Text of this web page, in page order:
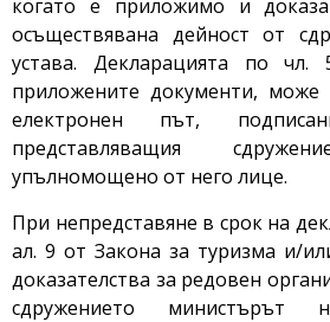
когато е приложимо и
осъществявана дейност от
устава. Декларацията по
приложените документи,
електронен път,
представляващия
упълномощено от него лице.
При непредставяне в срок на
ал. 9 от Закона за туризма и/
доказателства за редовен
сдружението